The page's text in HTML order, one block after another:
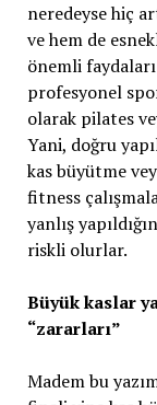
neredeyse hiç
ve hem de
önemli
profesyonel
olarak pilates
Yani, doğru
kas büyütme
fitness
yanlış
riskli olurlar.
Büyük kaslar
“zararları”
Madem bu